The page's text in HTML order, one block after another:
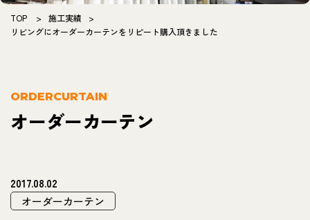
TOP > 施工実績
>
リビングにオーダーカーテンをリピート購入頂きました
ORDERCURTAIN
オーダーカーテン
2017.08.02
オーダーカーテン